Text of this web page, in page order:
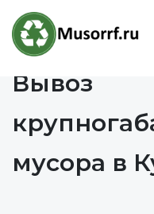
Вывоз
мусора в